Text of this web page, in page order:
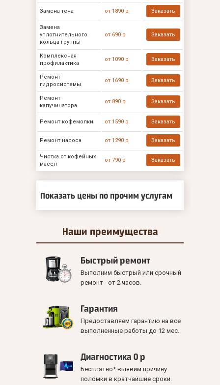
Замена тена от 1890 р Заказать
Замена
уплотнительного
кольца группы
от 690 р Заказать
Комплексная
профилактика
от 1090 р Заказать
Ремонт
гидросистемы
от 1690 р Заказать
Ремонт
капучинатора
от 890 р Заказать
Ремонт кофемолки от 1590 р Заказать
Ремонт насоса от 1290 р Заказать
Чистка от кофейных
масел
от 790 р Заказать
Показать цены по прочим услугам
Наши преимущества
Быстрый ремонт
Выполним быстрый или срочный
ремонт - от 2 часов.
Гарантия
Предоставляем гарантию на все
выполненные работы до 12 мес.
Диагностика 0 р
Бесплатно* выявим причину
поломки в кратчайшие сроки.